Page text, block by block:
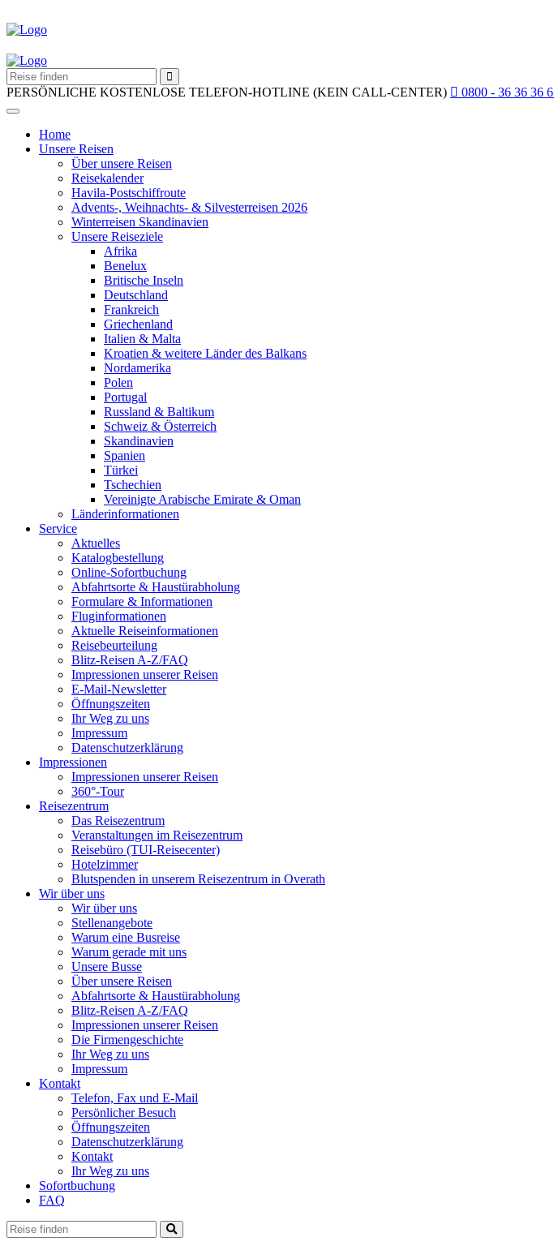
PERSÖNLICHE KOSTENLOSE TELEFON-HOTLINE (KEIN CALL-CENTER) 0800 - 36 36 36 6
Home
Unsere Reisen
Über unsere Reisen
Reisekalender
Havila-Postschiffroute
Advents-, Weihnachts- & Silvesterreisen 2026
Winterreisen Skandinavien
Unsere Reiseziele
Afrika
Benelux
Britische Inseln
Deutschland
Frankreich
Griechenland
Italien & Malta
Kroatien & weitere Länder des Balkans
Nordamerika
Polen
Portugal
Russland & Baltikum
Schweiz & Österreich
Skandinavien
Spanien
Türkei
Tschechien
Vereinigte Arabische Emirate & Oman
Länderinformationen
Service
Aktuelles
Katalogbestellung
Online-Sofortbuchung
Abfahrtsorte & Haustürabholung
Formulare & Informationen
Fluginformationen
Aktuelle Reiseinformationen
Reisebeurteilung
Blitz-Reisen A-Z/FAQ
Impressionen unserer Reisen
E-Mail-Newsletter
Öffnungszeiten
Ihr Weg zu uns
Impressum
Datenschutzerklärung
Impressionen
Impressionen unserer Reisen
360°-Tour
Reisezentrum
Das Reisezentrum
Veranstaltungen im Reisezentrum
Reisebüro (TUI-Reisecenter)
Hotelzimmer
Blutspenden in unserem Reisezentrum in Overath
Wir über uns
Wir über uns
Stellenangebote
Warum eine Busreise
Warum gerade mit uns
Unsere Busse
Über unsere Reisen
Abfahrtsorte & Haustürabholung
Blitz-Reisen A-Z/FAQ
Impressionen unserer Reisen
Die Firmengeschichte
Ihr Weg zu uns
Impressum
Kontakt
Telefon, Fax und E-Mail
Persönlicher Besuch
Öffnungszeiten
Datenschutzerklärung
Kontakt
Ihr Weg zu uns
Sofortbuchung
FAQ